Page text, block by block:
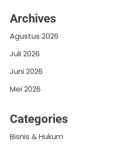
Archives
Agustus 2026
Juli 2026
Juni 2026
Mei 2026
Categories
Bisnis & Hukum